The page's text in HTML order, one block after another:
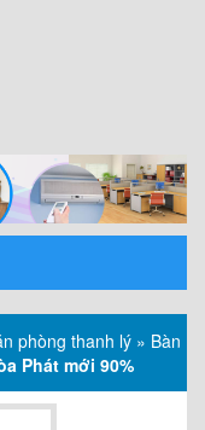
phòng thanh lý » Bàn
Phát mới 90%